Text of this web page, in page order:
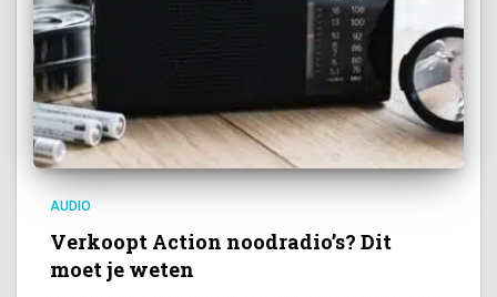
AUDIO
Verkoopt Action noodradio’s? Dit
moet je weten